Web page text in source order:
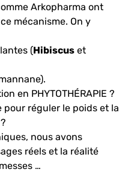
Arkopharma ont
mécanisme. On y
(Hibiscus et
en PHYTOTHÉRAPIE ?
réguler le poids et la
nous avons
réels et la réalité
…